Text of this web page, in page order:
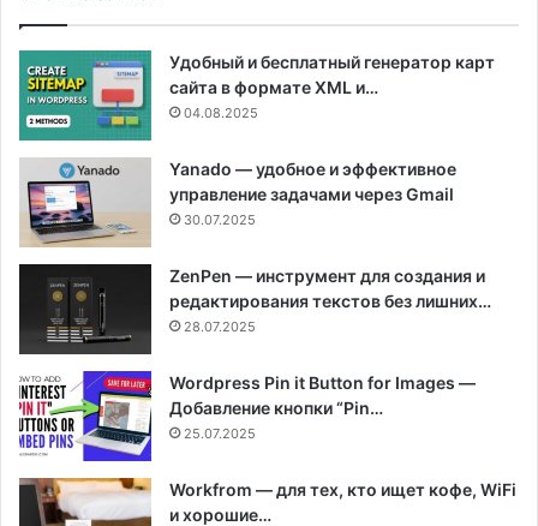
Удобный и бесплатный генератор карт
сайта в формате XML и…
04.08.2025
Yanado — удобное и эффективное
управление задачами через Gmail
30.07.2025
ZenPen — инструмент для создания и
редактирования текстов без лишних…
28.07.2025
Wordpress Pin it Button for Images —
Добавление кнопки “Pin…
25.07.2025
Workfrom — для тех, кто ищет кофе, WiFi
и хорошие…